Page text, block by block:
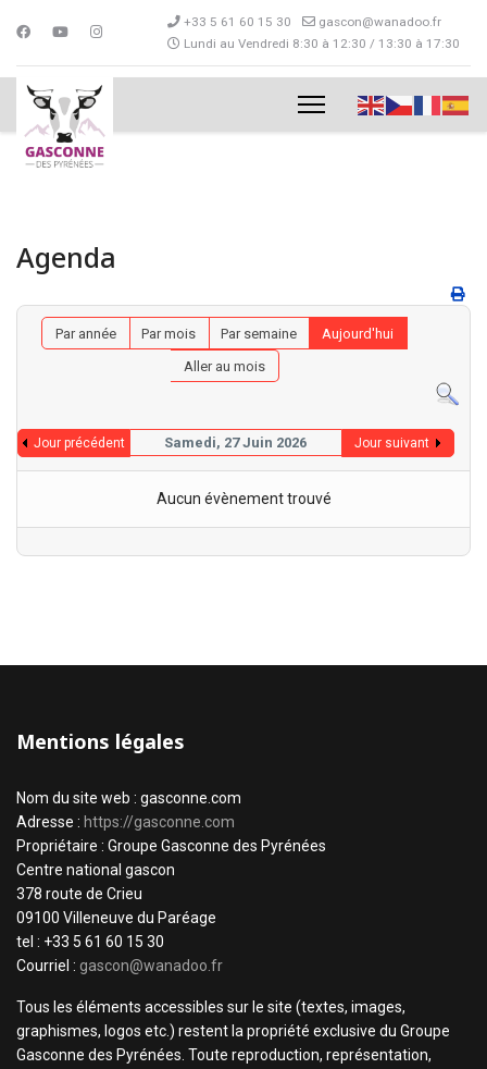
+33 5 61 60 15 30
gascon@wanadoo.fr
Lundi au Vendredi 8:30 à 12:30 / 13:30 à 17:30
Agenda
Par année Par mois Par semaine
Aujourd'hui
Aller au mois
Jour précédent Samedi, 27 Juin 2026 Jour suivant
Aucun évènement trouvé
Mentions légales
Nom du site web : gasconne.com
Adresse : https://gasconne.com
Propriétaire : Groupe Gasconne des Pyrénées
Centre national gascon
378 route de Crieu
09100 Villeneuve du Paréage
tel : +33 5 61 60 15 30
Courriel : gascon@wanadoo.fr
Tous les éléments accessibles sur le site (textes, images,
graphismes, logos etc.) restent la propriété exclusive du Groupe
Gasconne des Pyrénées. Toute reproduction, représentation,